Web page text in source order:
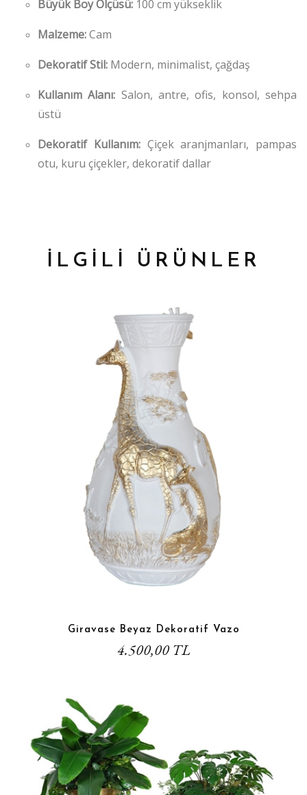
Büyük Boy Ölçüsü: 100 cm yükseklik
Malzeme:Cam
Dekoratif Stil: Modern, minimalist, çağdaş
Kullanım Alanı: Salon, antre, ofis, konsol, sehpa
üstü
Dekoratif Kullanım:Çiçek aranjmanları, pampas
otu, kuru çiçekler, dekoratif dallar
İLGİLİ ÜRÜNLER
Giravase Beyaz Dekoratif Vazo
4.500,00 TL